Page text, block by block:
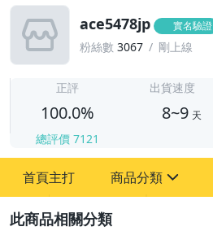
ace5478jp 實名驗證
粉絲數 3067 剛上線
正評
100.0%
總評價 7121
出貨速度
8~9 天
首頁主打 商品分類
偶像、球員卡與郵幣